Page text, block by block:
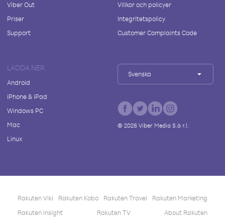
Viber Out
Priser
Support
Villkor och policyer
Integritetspolicy
Customer Complaints Code
LADDA NER
Android
iPhone & iPad
Windows PC
Mac
Linux
Svenska
© 2026Viber Media S.à r.l.
Rakuten Viki Rakuten Kobo Rakuten Travel
Rakuten Marketing
Rakuten Insight
Rakuten TV About Rakuten